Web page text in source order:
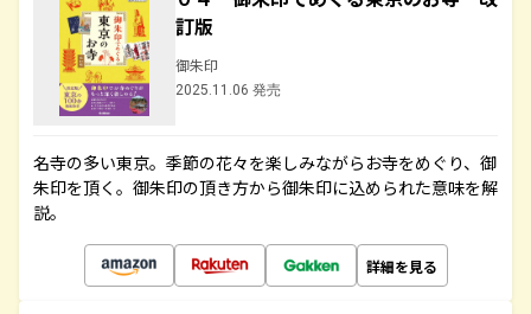
訂版
御朱印
2025.11.06 発売
名寺の多い東京。季節の花々を楽しみながらお寺をめぐり、御
朱印を頂く。御朱印の頂き方から御朱印に込められた意味を解
説。
詳細を見る